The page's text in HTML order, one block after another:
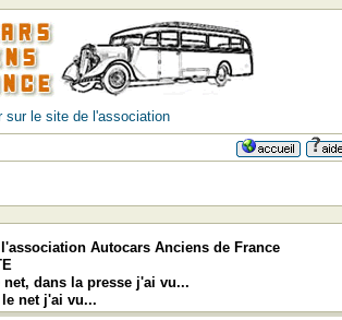
sur le site de l'association
Autocars Anciens de France
net, dans la presse j'ai vu...
net j'ai vu...